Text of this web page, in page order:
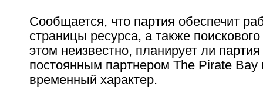
Сообщается, что партия обеспечит
страницы ресурса, а также
этом неизвестно, планирует ли партия
постоянным партнером The Pirate Bay
временный характер.